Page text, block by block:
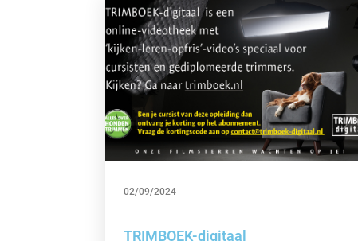
02/09/2024
TRIMBOEK-digitaal